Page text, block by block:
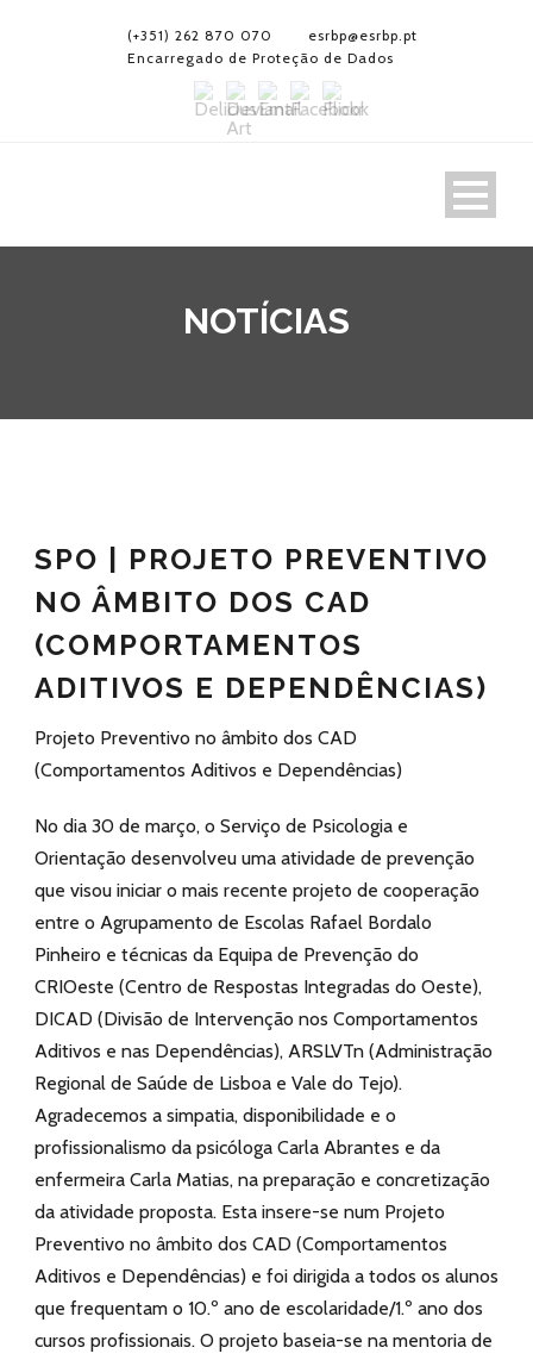
(+351) 262 870 070
esrbp@esrbp.pt
Encarregado de Proteção de Dados
NOTÍCIAS
SPO | PROJETO PREVENTIVO
NO ÂMBITO DOS CAD
(COMPORTAMENTOS
ADITIVOS E DEPENDÊNCIAS)
Projeto Preventivo no âmbito dos CAD
(Comportamentos Aditivos e Dependências)
No dia 30 de março, o Serviço de Psicologia e
Orientação desenvolveu uma atividade de prevenção
que visou iniciar o mais recente projeto de cooperação
entre o Agrupamento de Escolas Rafael Bordalo
Pinheiro e técnicas da Equipa de Prevenção do
CRIOeste (Centro de Respostas Integradas do Oeste),
DICAD (Divisão de Intervenção nos Comportamentos
Aditivos e nas Dependências), ARSLVTn (Administração
Regional de Saúde de Lisboa e Vale do Tejo).
Agradecemos a simpatia, disponibilidade e o
profissionalismo da psicóloga Carla Abrantes e da
enfermeira Carla Matias, na preparação e concretização
da atividade proposta. Esta insere-se num Projeto
Preventivo no âmbito dos CAD (Comportamentos
Aditivos e Dependências) e foi dirigida a todos os alunos
que frequentam o 10.º ano de escolaridade/1.º ano dos
cursos profissionais. O projeto baseia-se na mentoria de